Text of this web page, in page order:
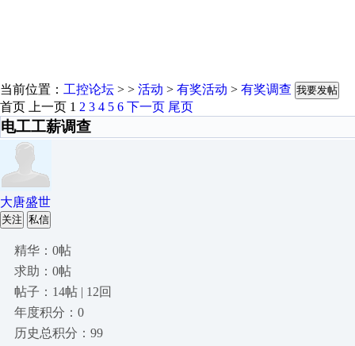
当前位置： 工控论坛 > > 活动 > 有奖活动 > 有奖调查 我要发帖
首页 上一页 1 2 3 4 5 6 下一页 尾页
电工工薪调查
大唐盛世
关注 私信
精华：0帖
求助：0帖
帖子：14帖 | 12回
年度积分：0
历史总积分：99